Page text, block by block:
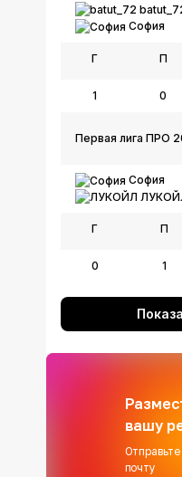
София
Г П
1 0
Первая лига ПРО
София
Г П
0 1
вашу
почту